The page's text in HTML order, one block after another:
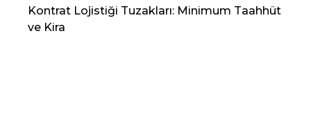
Kontrat Lojistiği Tuzakları: Minimum Taahhüt
ve Kira